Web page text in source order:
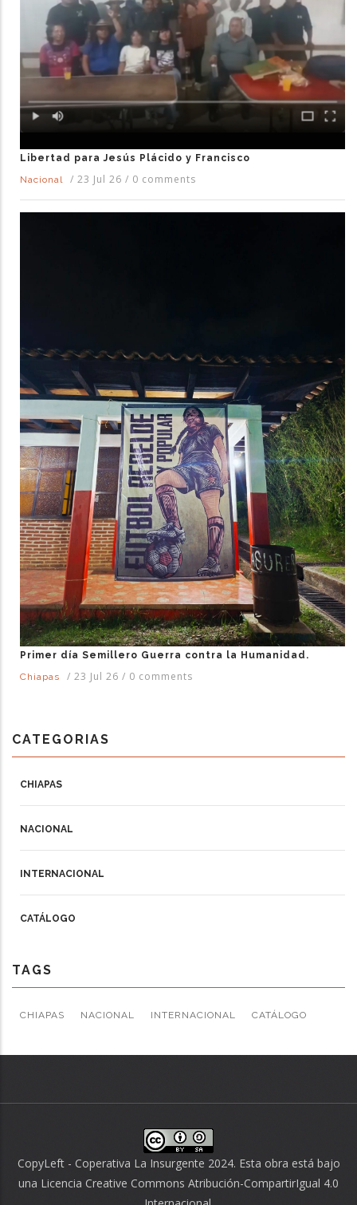
Libertad para Jesús Plácido y Francisco
Nacional
/ 23 Jul 26 / 0 comments
Primer día Semillero Guerra contra la Humanidad.
Chiapas
/ 23 Jul 26 / 0 comments
CATEGORIAS
CHIAPAS
NACIONAL
INTERNACIONAL
CATÁLOGO
TAGS
CHIAPAS NACIONAL INTERNACIONAL CATÁLOGO
CopyLeft - Coperativa La Insurgente 2024. Esta obra está bajo
una Licencia Creative Commons Atribución-CompartirIgual 4.0